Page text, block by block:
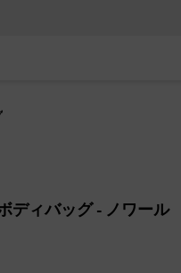
ディバッグ- ノワール